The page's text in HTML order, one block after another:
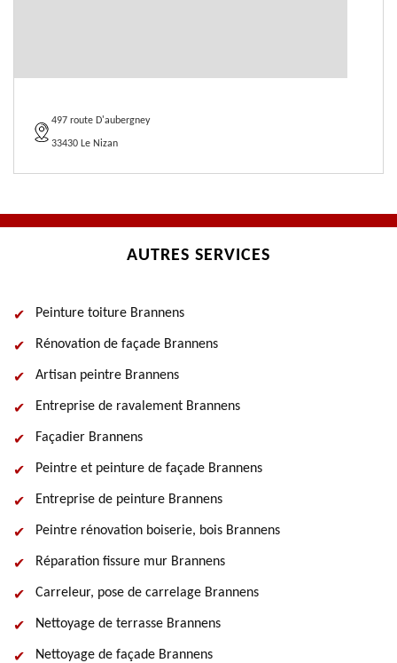
497 route D'aubergney
33430 Le Nizan
AUTRES SERVICES
Peinture toiture Brannens
Rénovation de façade Brannens
Artisan peintre Brannens
Entreprise de ravalement Brannens
Façadier Brannens
Peintre et peinture de façade Brannens
Entreprise de peinture Brannens
Peintre rénovation boiserie, bois Brannens
Réparation fissure mur Brannens
Carreleur, pose de carrelage Brannens
Nettoyage de terrasse Brannens
Nettoyage de façade Brannens